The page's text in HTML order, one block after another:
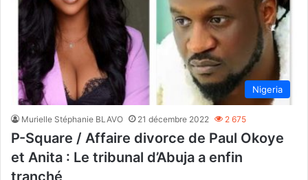
Nigeria
Murielle Stéphanie BLAVO 21 décembre 2022 2 675
P-Square / Affaire divorce de Paul Okoye
et Anita : Le tribunal d’Abuja a enfin
tranché